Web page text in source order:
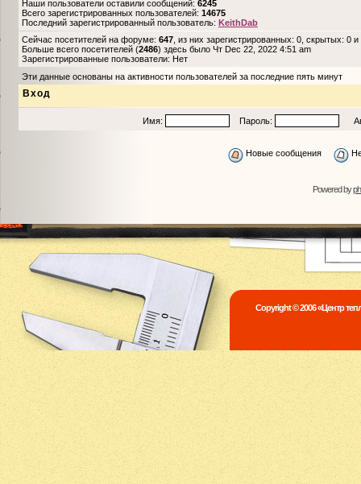
Наши пользователи оставили сообщений: 6245
Всего зарегистрированных пользователей: 14675
Последний зарегистрированный пользователь: KeithDab
Сейчас посетителей на форуме: 647 , из них зарегистрированных: 0, скрытых: 0
Больше всего посетителей (2486) здесь было Чт Dec 22, 2022 4:51 am
Зарегистрированные пользователи: Нет
Эти данные основаны на активности пользователей за последние пять минут
Вход
Имя: Пароль:
Новые сообщения
Powered by
Copyright © 2006 «Центр